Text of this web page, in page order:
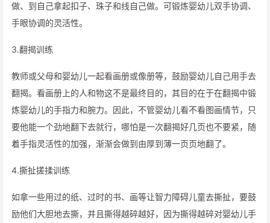
做、到自己拿起扣子、珠子和线自己做。可锻炼婴幼儿双手协调、
手眼协调的灵活性。
3.翻揭训练
教师或父母和婴幼儿一起看画册或像册等，鼓励婴幼儿自己用手去
翻揭。看画册上的人和物这不是最终目的，其目的在于在翻揭中锻
炼婴幼儿的手指力和腕力。因此，不管婴幼儿看不看图画情节，只
要他能一个劲地翻下去就行，哪怕是一次翻揭好几页也不要紧，随
着手指灵活性的加强，渐渐会做到由厚到薄一页页地翻了。
4.撕扯搓揉训练
如拿一些用过的纸、过时的书、画等让智力障碍儿童去撕扯，要鼓
励他们大胆地去撕，并且撕得越碎越好，因为撕得越碎对婴幼儿手